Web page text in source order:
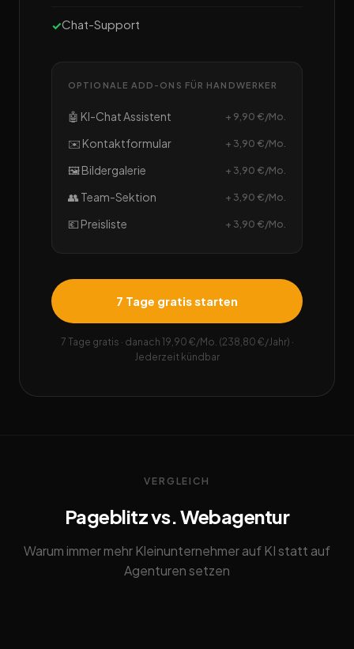
Chat-Support
OPTIONALE ADD-ONS FÜR HANDWERKER
🤖 KI-Chat Assistent + 9,90 €/Mo.
✉️ Kontaktformular + 3,90 €/Mo.
🖼️ Bildergalerie + 3,90 €/Mo.
👥 Team-Sektion + 3,90 €/Mo.
💶 Preisliste + 3,90 €/Mo.
7 Tage gratis starten
7 Tage gratis · danach 19,90 €/Mo. (238,80 €/Jahr) ·
Jederzeit kündbar
VERGLEICH
Pageblitz vs. Webagentur
Warum immer mehr Kleinunternehmer auf KI statt auf
Agenturen setzen